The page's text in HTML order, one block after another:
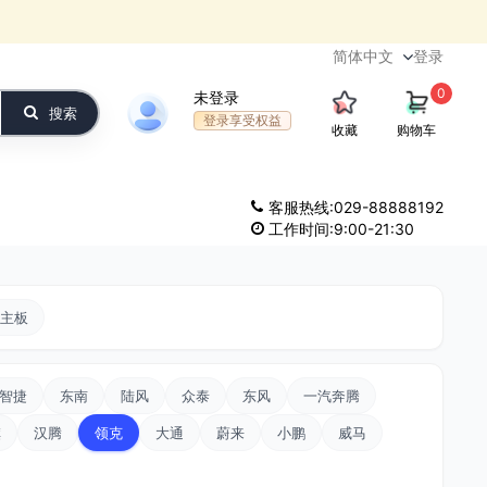
登录
搜索
未登录
登录享受权益
收藏 购物车
0
客服热线:029-88888192
工作时间:9:00-21:30
板
捷 东南 陆风 众泰 东风 一汽奔腾
汉腾 领克 大通 蔚来 小鹏 威马